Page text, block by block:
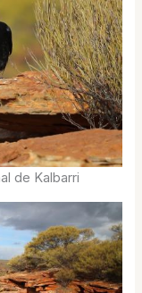
de Kalbarri